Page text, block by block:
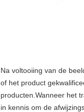
Na voltooiing van de
of het product
producten.Wanneer het
in kennis om de